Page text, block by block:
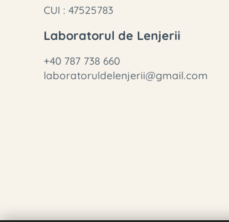
CUI : 47525783
Laboratorul de Lenjerii
+40 787 738 660
laboratoruldelenjerii@gmail.com